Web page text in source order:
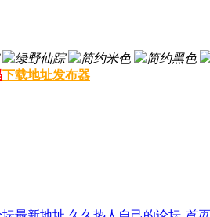
绿野仙踪 简约米色 简约黑色
下载地址发布器